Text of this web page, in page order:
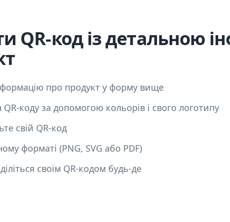
QR-код із детальною
про продукт у форму вище
коду за допомогою кольорів і свого логотипу
свій QR-код
форматі (PNG, SVG або PDF)
своїм QR-кодом будь-де